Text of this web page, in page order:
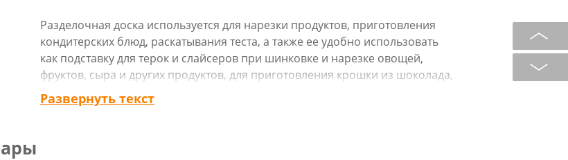
Разделочная доска используется для нарезки продуктов, приготовления
кондитерских блюд, раскатывания теста, а также ее удобно использовать
как подставку для терок и слайсеров при шинковке и нарезке овощей,
фруктов, сыра и других продуктов, для приготовления крошки из шоколада,
печенья в процессе оформления кондитерских изделий.
Пластиковые кулинарные доски из полипропилена обладают
Развернуть текст